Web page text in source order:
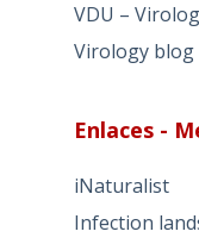
VDU –
Virology blog
Enlaces -
iNaturalist
Infection